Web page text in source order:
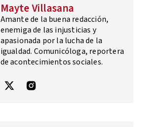
Mayte Villasana
Amante de la buena redacción,
enemiga de las injusticias y
apasionada por la lucha de la
igualdad. Comunicóloga, reportera
de acontecimientos sociales.